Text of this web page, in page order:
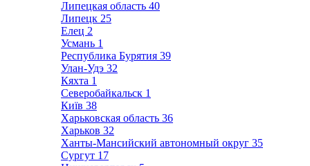
Липецкая область 40
Липецк 25
Елец 2
Усмань 1
Республика Бурятия 39
Улан-Удэ 32
Кяхта 1
Северобайкальск 1
Київ 38
Харьковская область 36
Харьков 32
Ханты-Мансийский автономный округ 35
Сургут 17